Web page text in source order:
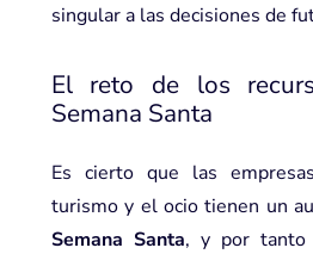
singular a las decisiones de
El reto de los
Semana Santa
Es cierto que las
turismo y el ocio tienen un
Semana Santa, y por tanto